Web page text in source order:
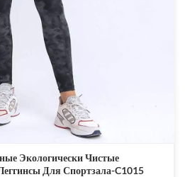
Экологически Чистые
Для Спортзала-C1015